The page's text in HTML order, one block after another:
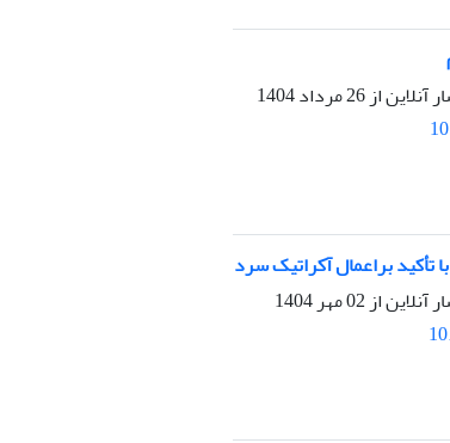
آنلاین از26 مرداد 1404
براعمال آکراتیک سرد
آنلاین از02 مهر 1404